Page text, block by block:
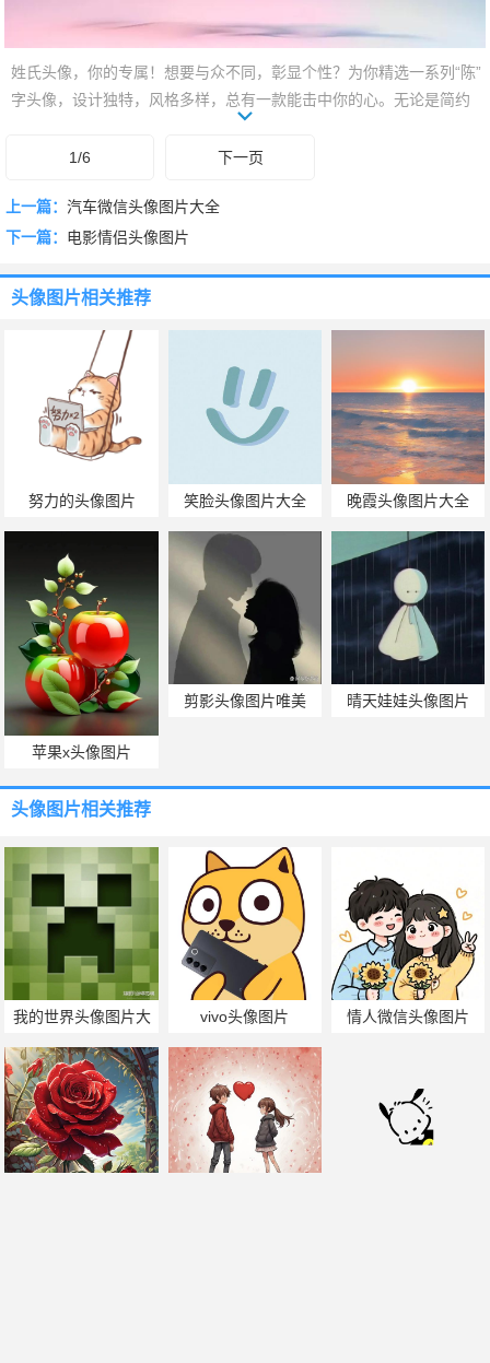
姓氏头像，你的专属！想要与众不同，彰显个性？为你精选一系列“陈”
字头像，设计独特，风格多样，总有一款能击中你的心。无论是简约
大气，还是文艺清新，亦或是酷炫潮流，这里都能找到。快来挑选你
的专属头像，让你的社交圈焕发新彩！点击查看更多“陈”字头像，找到
1/6 下一页
上一篇： 汽车微信头像图片大全
下一篇： 电影情侣头像图片
头像图片相关推荐
努力的头像图片 笑脸头像图片大全 晚霞头像图片大全
苹果x头像图片
剪影头像图片唯美 晴天娃娃头像图片
头像图片相关推荐
我的世界头像图片大
全
vivo头像图片 情人微信头像图片